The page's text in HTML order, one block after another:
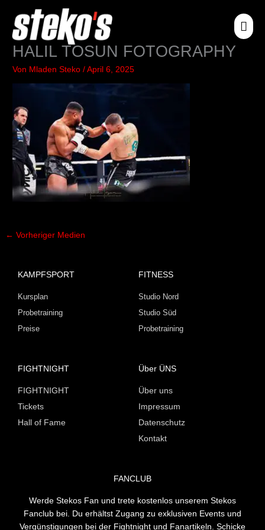
Inhalt
springen
HALIL TOSUN FOTOGRAPHY
Von Mladen Steko/April 6, 2025
← Vorheriger Medien
KAMPFSPORT
Kursplan
Probetraining
Preise
FITNESS
Studio Nord
Studio Süd
Probetraining
FIGHTNIGHT
FIGHTNIGHT
Tickets
Hall of Fame
Über ÜNS
Über uns
Impressum
Datenschutz
Kontakt
FANCLUB
Werde Stekos Fan und trete kostenlos unserem Stekos
Fanclub bei. Du erhältst Zugang zu exklusiven Events und
Vergünstigungen bei der Fightnight und Fanartikeln. Schicke